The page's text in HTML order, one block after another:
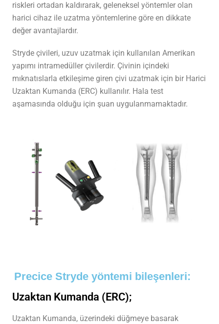
riskleri ortadan kaldırarak, geleneksel yöntemler olan
harici cihaz ile uzatma yöntemlerine göre en dikkate
değer avantajlardır.
Stryde çivileri, uzuv uzatmak için kullanılan Amerikan
yapımı intramedüller çivilerdir. Çivinin içindeki
mıknatıslarla etkileşime giren çivi uzatmak için bir Harici
Uzaktan Kumanda (ERC) kullanılır. Hala test
aşamasında olduğu için şuan uygulanmamaktadır.
Precice Stryde yöntemi bileşenleri:
Uzaktan Kumanda (ERC);
Uzaktan Kumanda, üzerindeki düğmeye basarak